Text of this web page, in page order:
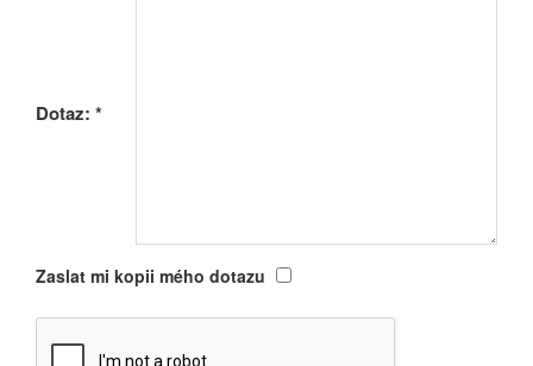
Dotaz: *
Zaslat mi kopii mého dotazu